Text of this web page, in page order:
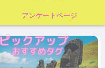
アンケートページ